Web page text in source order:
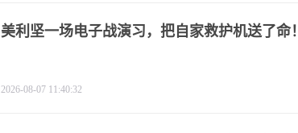
美利坚一场电子战演习，把自家救护机送了命！
2026-08-07 11:40:32